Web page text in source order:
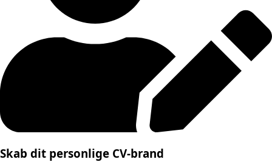
Skab dit personlige CV-brand